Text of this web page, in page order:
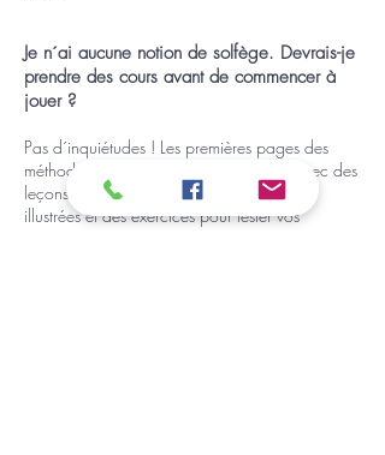
Je n´ai aucune notion de solfège. Devrais-je
prendre des cours avant de commencer à
jouer ?
Pas d´inquiétudes ! Les premières pages des
méthodes sont consacrées à la théorie avec des
leçons simples, des explications claires et
illustrées et des exercices pour tester vos